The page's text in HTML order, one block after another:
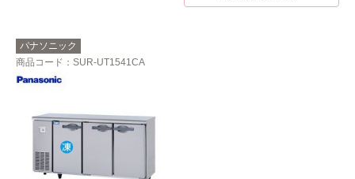
パナソニック
商品コード ：SUR-UT1541CA